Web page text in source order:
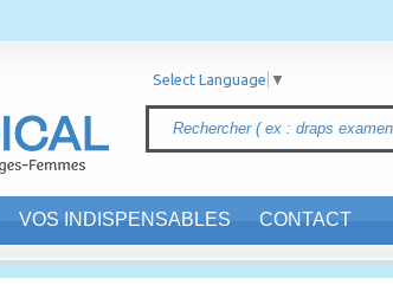
VOS INDISPENSABLES CONTACT
Select Language ▼